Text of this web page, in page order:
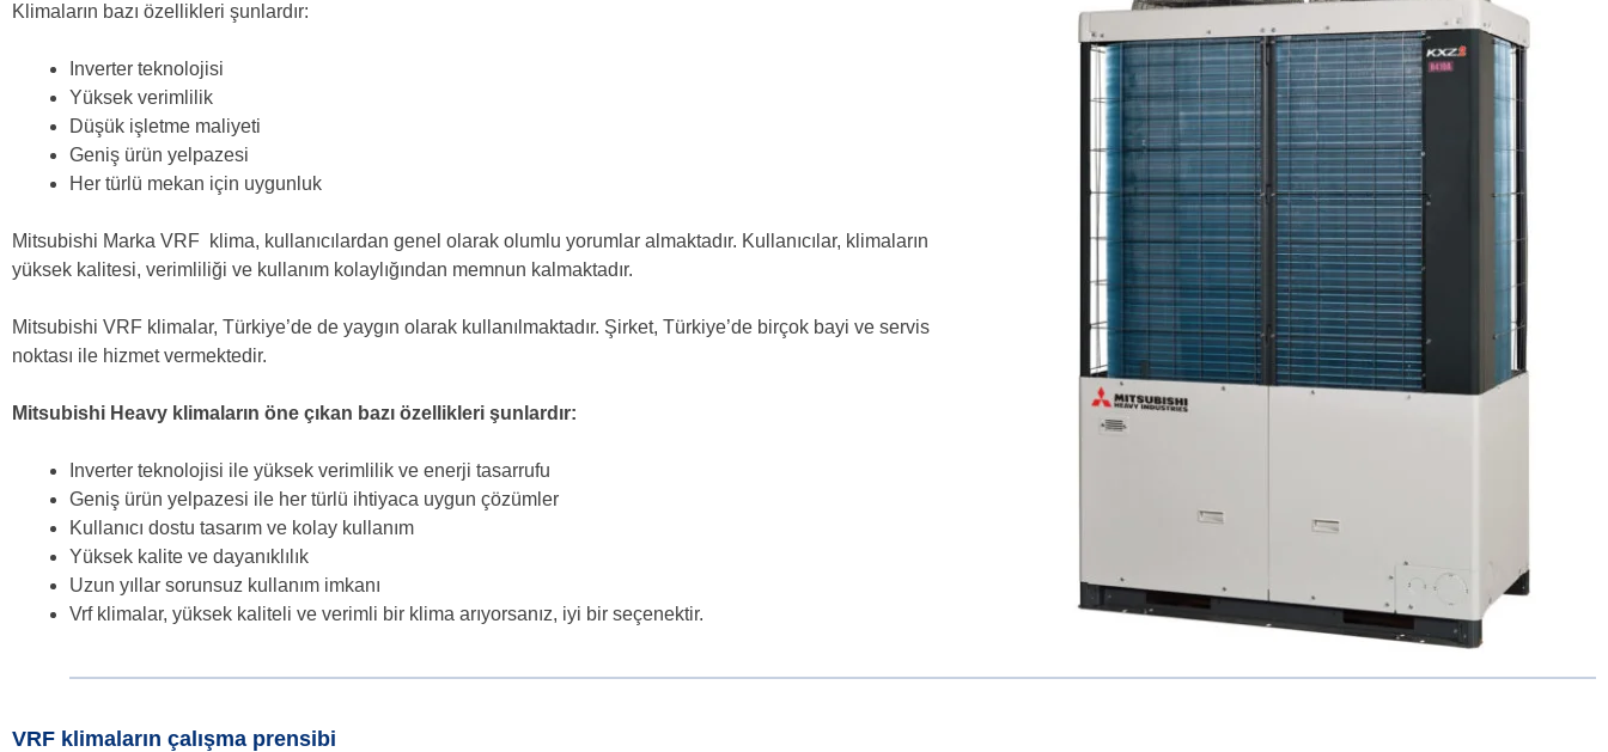
Klimaların bazı özellikleri şunlardır:
Inverter teknolojisi
Yüksek verimlilik
Düşük işletme maliyeti
Geniş ürün yelpazesi
Her türlü mekan için uygunluk
Mitsubishi Marka VRF klima, kullanıcılardan genel olarak olumlu yorumlar almaktadır. Kullanıcılar, klimaların
yüksek kalitesi, verimliliği ve kullanım kolaylığından memnun kalmaktadır.
Mitsubishi VRF klimalar, Türkiye’de de yaygın olarak kullanılmaktadır. Şirket, Türkiye’de birçok bayi ve servis
noktası ile hizmet vermektedir.
Mitsubishi Heavy klimaların öne çıkan bazı özellikleri şunlardır:
Inverter teknolojisi ile yüksek verimlilik ve enerji tasarrufu
Geniş ürün yelpazesi ile her türlü ihtiyaca uygun çözümler
Kullanıcı dostu tasarım ve kolay kullanım
Yüksek kalite ve dayanıklılık
Uzun yıllar sorunsuz kullanım imkanı
Vrf klimalar, yüksek kaliteli ve verimli bir klima arıyorsanız, iyi bir seçenektir.
VRF klimaların çalışma prensibi